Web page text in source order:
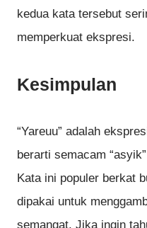
kedua kata tersebut
memperkuat ekspresi.
Kesimpulan
“Yareuu” adalah
berarti semacam
Kata ini populer berkat
dipakai untuk
semangat. Jika ingin